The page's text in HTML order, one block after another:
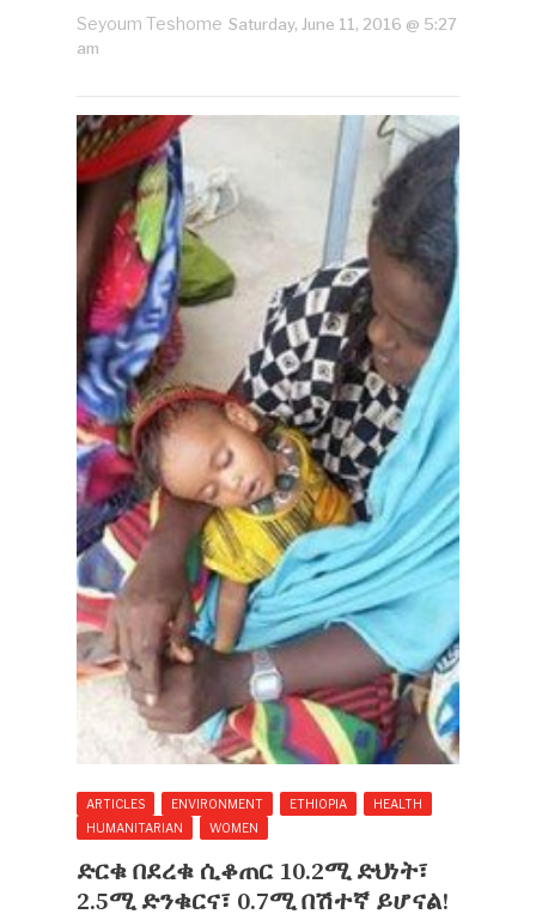
Seyoum Teshome Saturday, June 11, 2016 @ 5:27
am
ARTICLES ENVIRONMENT ETHIOPIA
HEALTH
HUMANITARIAN
WOMEN
ድርቁ በደረቁ ሲቆጠር 10.2ሚ ድህነት፣
2.5ሚ ድንቁርና፣ 0.7ሚ በሽተኛ ይሆናል!